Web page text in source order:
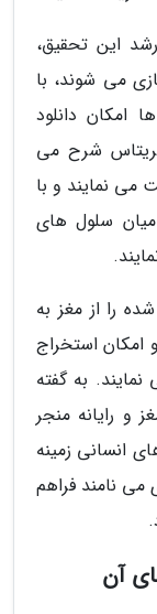
این تحقیق،
می شوند، با
امکان دانلود
فریتاس شرح می
می نمایند و با
میان سلول های
را از مغز به
امکان استخراج
نمایند. به گفته
و رایانه منجر
انسانی زمینه
می نامند فراهم
آن